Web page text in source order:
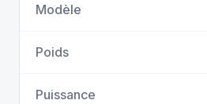
Modèle
Poids
Puissance